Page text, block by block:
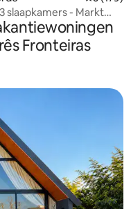
slaapkamers - Markt
Fronteiras